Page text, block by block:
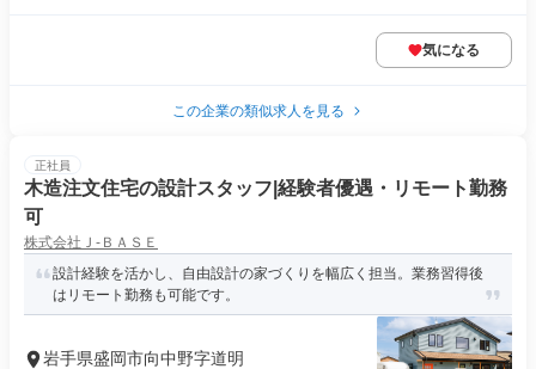
気になる
この企業の類似求人を見る
正社員
木造注文住宅の設計スタッフ|経験者優遇・リモート勤務
可
株式会社Ｊ‐ＢＡＳＥ
設計経験を活かし、自由設計の家づくりを幅広く担当。業務習得後
はリモート勤務も可能です。
岩手県盛岡市向中野字道明